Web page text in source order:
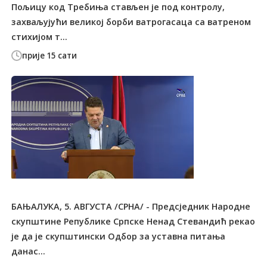
прије 15 сати
Пољицу код Tребиња стављен је под контролу,
захваљујући великој борби ватрогасаца са ватреном
стихијом т...
БАЊАЛУКА, 5. АВГУСТА /СРНА/ - Предсједник Народне
скупштине Републике Српске Ненад Стевандић рекао
је да је скупштински Одбор за уставна питања
данас...